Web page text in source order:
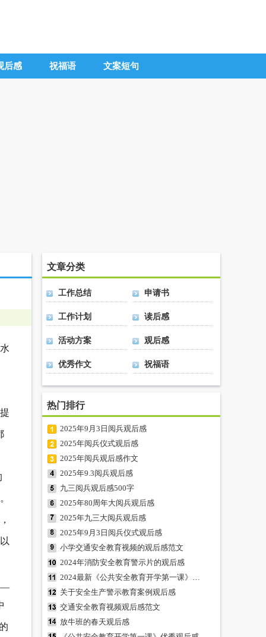
后感 祝福语 文案短句
文章分类
工作总结 申请书
工作计划 读后感
活动方案 观后感
优秀作文 祝福语
热门排行
2025年9月3日阅兵观后感
2025年阅兵仪式观后感
2025年阅兵观后感作文
2025年9.3阅兵观后感
九三阅兵观后感500字
2025年80周年大阅兵观后感
2025年九三大阅兵观后感
2025年9月3日阅兵仪式观后感
小学交通安全教育视频的观后感范文
2024年消防安全教育警示片的观后感
2024最新《公共安全教育开学第一课》观后感
关于安全生产警示教育案例观后感
交通安全教育视频观后感范文
放牛班的春天观后感